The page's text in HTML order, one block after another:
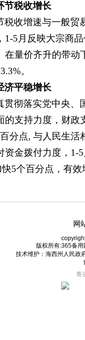
节税收增长
税收增速与一般
5月反映大宗商
量价齐升的带
。
济平稳增长
彻落实党中央
支持力度，财
分点, 与人民生
金拨付力度，1-
5个百分点，有
网
版权所有:365备
技术维护：海西州人民政
青